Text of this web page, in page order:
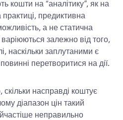
кошти на “аналітику”, як на
предиктивна
а не статична
залежно від того,
наскільки заплутаними є
перетворитися на дії.
скільки насправді коштує
діапазон цін такий
неправильно